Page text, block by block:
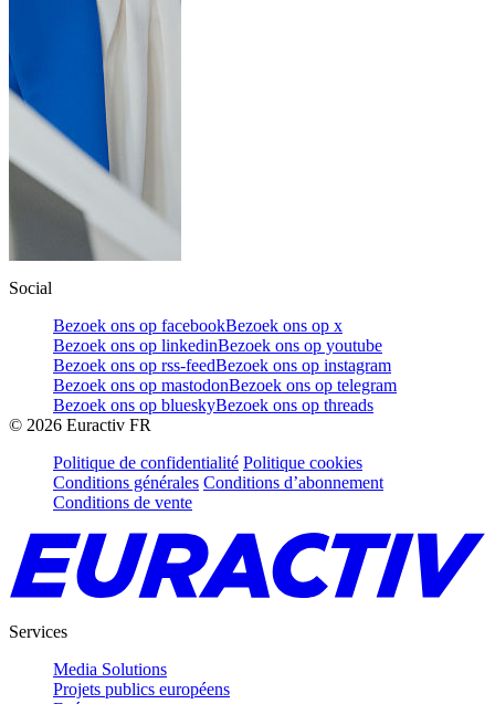
Social
Bezoek ons op facebookBezoek ons op x
Bezoek ons op linkedinBezoek ons op youtube
Bezoek ons op rss-feedBezoek ons op instagram
Bezoek ons op mastodonBezoek ons op telegram
Bezoek ons op blueskyBezoek ons op threads
© 2026 Euractiv FR
Politique de confidentialité Politique cookies
Conditions générales Conditions d’abonnement
Conditions de vente
Services
Media Solutions
Projets publics européens